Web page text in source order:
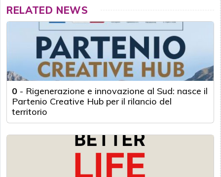
RELATED NEWS
0 - Rigenerazione e innovazione al Sud: nasce il
Partenio Creative Hub per il rilancio del
territorio